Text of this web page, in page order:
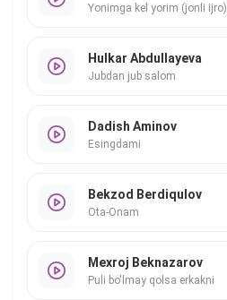
Yonimga kel yorim (jonli ijro)
Hulkar Abdullayeva
Jubdan jub salom
Dadish Aminov
Esingdami
Bekzod Berdiqulov
Ota-Onam
Mexroj Beknazarov
Puli bo'lmay qolsa erkakni